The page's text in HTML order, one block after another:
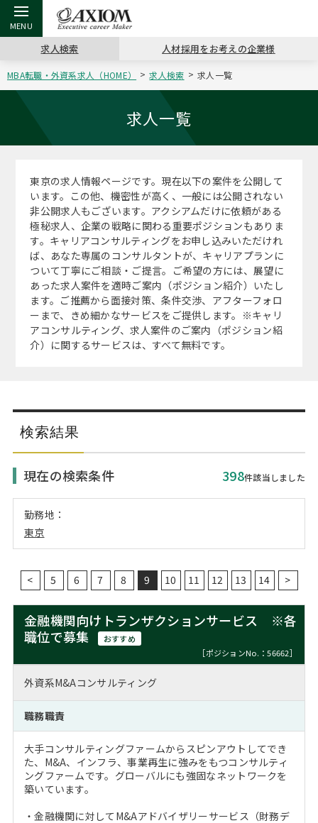
戻る
アクシアムの特長
コンサ
サービス案内 キャリ
“展”職
コンサルタントの紹介
戻る
キャリア支援 TOP
キャリアデザイン講座
MBAの
MBAキ
おわり
ステージ別アドバイス
MBAの転職事例
MBAからのFAQ
MBA留学生数の推移
日本か
インターン受入企業一覧
年齢と年収の相関図
戻る
転職ツール TOP
英文レジュメの書き方 パワー
英文レ
職務経歴書の書き方
日本語履歴書テンプレート
よくある面接Q&A集
外資系／面接攻略のコツ
戻る
転職コラム TOP
“展”職相談室
転職市場の明日をよめ
コンサルティングの現場から
転職成功への4つの鍵
キャリアに効く一冊
注目企業インタビュー
戻る
イベント・セミナー TOP
ジョブフェア
キャリアデザインセミナー
海外セミナー
キャリアフォーラム
プロ経営者の特別セミナー
Career Talk Live
戻る
会社概要 TOP
沿革
主なクライアント
アクセス
採用情報
パブリシティ
ニュースリリース
求人検索 人材採用をお考えの企業様
MBA転職・外資系求人（HOME） 求人検索 求人一覧
求人一覧
東京の求人情報ページです。現在以下の案件を公開して
います。この他、機密性が高く、一般には公開されない
非公開求人もございます。アクシアムだけに依頼がある
極秘求人、企業の戦略に関わる重要ポジションもありま
す。キャリアコンサルティングをお申し込みいただけれ
ば、あなた専属のコンサルタントが、キャリアプランに
ついて丁寧にご相談・ご提言。ご希望の方には、展望に
あった求人案件を適時ご案内（ポジション紹介）いたし
ます。ご推薦から面接対策、条件交渉、アフターフォロ
ーまで、きめ細かなサービスをご提供します。※キャリ
アコンサルティング、求人案件のご案内（ポジション紹
介）に関するサービスは、すべて無料です。
検索結果
現在の検索条件 398件該当しました
勤務地：
東京
< 5 6 7 8 9 10 11 12 13 14 >
金融機関向けトランザクションサービス ※各
職位で募集
おすすめ
［ポジションNo.：56662］
外資系M&Aコンサルティング
職務職責
大手コンサルティングファームからスピンアウトしてでき
た、M&A、インフラ、事業再生に強みをもつコンサルティ
ングファームです。グローバルにも強固なネットワークを
築いています。
・金融機関に対してM&Aアドバイザリーサービス（財務デ